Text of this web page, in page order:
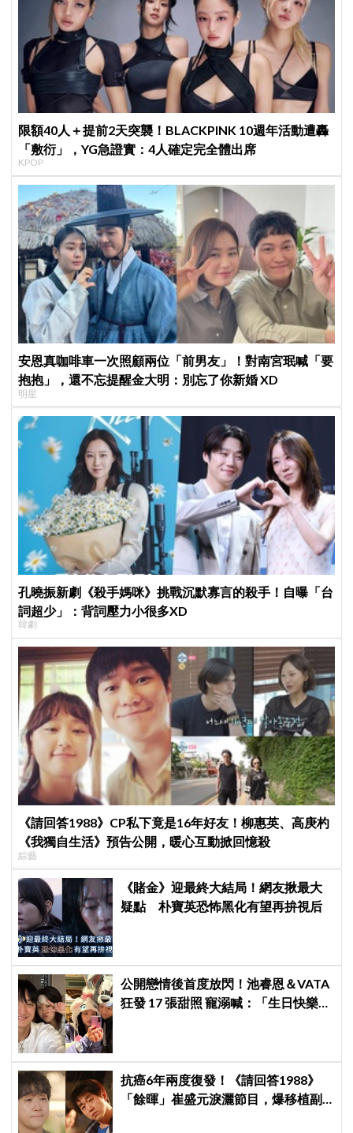
限額40人＋提前2天突襲！BLACKPINK 10週年活動遭轟
「敷衍」，YG急證實：4人確定完全體出席
KPOP
安恩真咖啡車一次照顧兩位「前男友」！對南宮珉喊「要
抱抱」，還不忘提醒金大明：別忘了你新婚 XD
明星
孔曉振新劇《殺手媽咪》挑戰沉默寡言的殺手！自曝「台
詞超少」：背詞壓力小很多XD
韓劇
《請回答1988》CP私下竟是16年好友！柳惠英、高庚杓
《我獨自生活》預告公開，暖心互動掀回憶殺
綜藝
《賭金》迎最終大結局！網友揪最大
疑點 朴寶英恐怖黑化有望再拚視后
公開戀情後首度放閃！池睿恩＆VATA
狂發 17 張甜照 寵溺喊：「生日快樂我
抗癌6年兩度復發！《請回答1988》
「餘暉」崔盛元淚灑節目，爆移植副